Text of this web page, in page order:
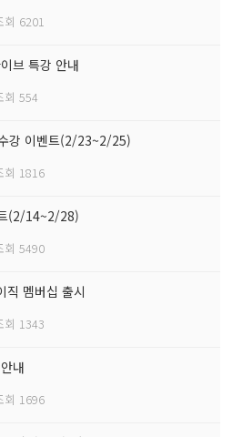
회 6201
브 특강 안내
회 554
강 이벤트(2/23~2/25)
회 1816
(2/14~2/28)
회 5490
직 멤버십 출시
회 1343
내
회 1696